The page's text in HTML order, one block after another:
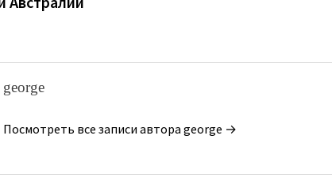
george
Посмотреть все записи автора george →